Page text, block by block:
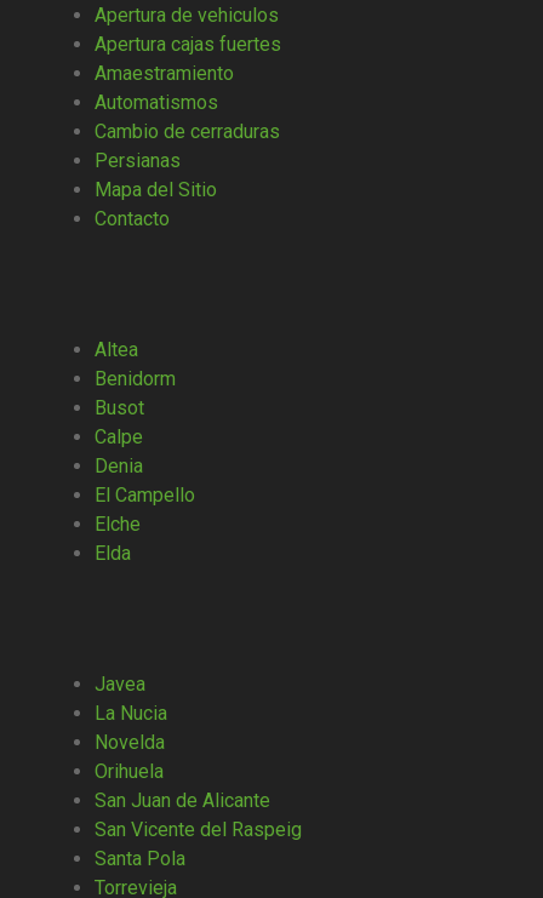
Apertura de vehiculos
Apertura cajas fuertes
Amaestramiento
Automatismos
Cambio de cerraduras
Persianas
Mapa del Sitio
Contacto
Altea
Benidorm
Busot
Calpe
Denia
El Campello
Elche
Elda
Javea
La Nucia
Novelda
Orihuela
San Juan de Alicante
San Vicente del Raspeig
Santa Pola
Torrevieja